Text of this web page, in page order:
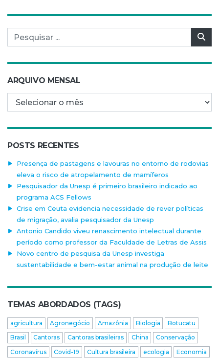
Pesquisar por:
ARQUIVO MENSAL
Arquivo mensal
POSTS RECENTES
Presença de pastagens e lavouras no entorno de rodovias
eleva o risco de atropelamento de mamíferos
Pesquisador da Unesp é primeiro brasileiro indicado ao
programa ACS Fellows
Crise em Ceuta evidencia necessidade de rever políticas
de migração, avalia pesquisador da Unesp
Antonio Candido viveu renascimento intelectual durante
período como professor da Faculdade de Letras de Assis
Novo centro de pesquisa da Unesp investiga
sustentabilidade e bem-estar animal na produção de leite
TEMAS ABORDADOS (TAGS)
agricultura Agronegócio Amazônia Biologia
Botucatu
Brasil
Cantoras Cantoras brasileiras China
Conservação
Coronavírus
Covid-19 Cultura brasileira ecologia
Economia